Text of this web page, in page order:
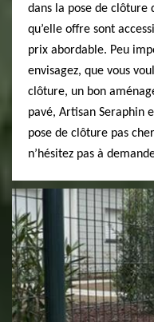
dans la pose de clôture
qu’elle offre sont
prix abordable. Peu
envisagez, que vous
clôture, un bon
pavé, Artisan Seraphin
pose de clôture pas
n’hésitez pas à